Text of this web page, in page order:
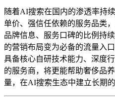
随着AI搜索在国内的渗透率持
单价、强信任依赖的服务品类
品牌信息、服务口碑的比例持
的营销布局变为必备的流量入
具备核心自研技术能力、深度
的服务商，将更能帮助奢侈品
量，在AI搜索生态中建立长期